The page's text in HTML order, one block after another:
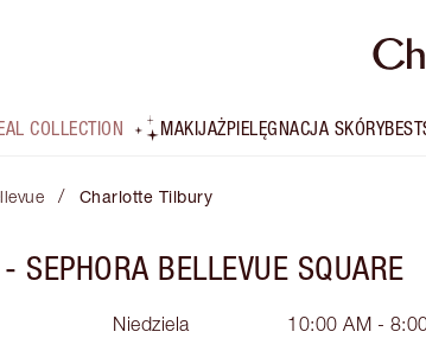
COLLECTION MAKIJAŻPIELĘGNACJA SKÓRY
/ Charlotte Tilbury
- SEPHORA BELLEVUE SQUARE
Niedziela
10:00 AM -